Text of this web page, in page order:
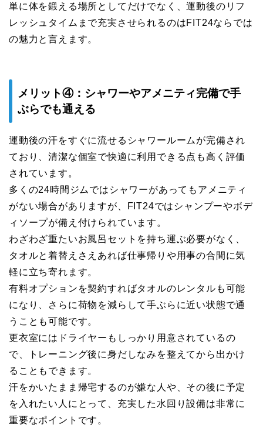
単に体を鍛える場所としてだけでなく、運動後のリフ
レッシュタイムまで充実させられるのはFIT24ならでは
の魅力と言えます。
メリット④：シャワーやアメニティ完備で手
ぶらでも通える
運動後の汗をすぐに流せるシャワールームが完備され
ており、清潔な個室で快適に利用できる点も高く評価
されています。
多くの24時間ジムではシャワーがあってもアメニティ
がない場合がありますが、FIT24ではシャンプーやボデ
ィソープが備え付けられています。
わざわざ重たいお風呂セットを持ち運ぶ必要がなく、
タオルと着替えさえあれば仕事帰りや用事の合間に気
軽に立ち寄れます。
有料オプションを契約すればタオルのレンタルも可能
になり、さらに荷物を減らして手ぶらに近い状態で通
うことも可能です。
更衣室にはドライヤーもしっかり用意されているの
で、トレーニング後に身だしなみを整えてから出かけ
ることもできます。
汗をかいたまま帰宅するのが嫌な人や、その後に予定
を入れたい人にとって、充実した水回り設備は非常に
重要なポイントです。